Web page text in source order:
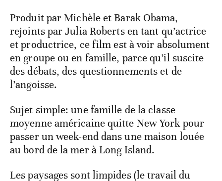
Produit par Michèle et Barak Obama,
rejoints par Julia Roberts en tant qu’actrice
et productrice, ce film est à voir absolument
en groupe ou en famille, parce qu’il suscite
des débats, des questionnements et de
l’angoisse.
Sujet simple: une famille de la classe
moyenne américaine quitte New York pour
passer un week-end dans une maison louée
au bord de la mer à Long Island.
Les paysages sont limpides (le travail du